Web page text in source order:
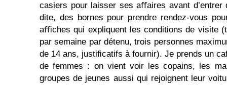
casiers pour laisser ses aﬀaires avant d’entrer
dite, des bornes pour prendre rendez-vous
aﬃches qui expliquent les conditions de visite
par semaine par détenu, trois personnes
de 14 ans, justiﬁcatifs à fournir). Je prends un
de femmes : on vient voir les copains, les
groupes de jeunes aussi qui rejoignent leur